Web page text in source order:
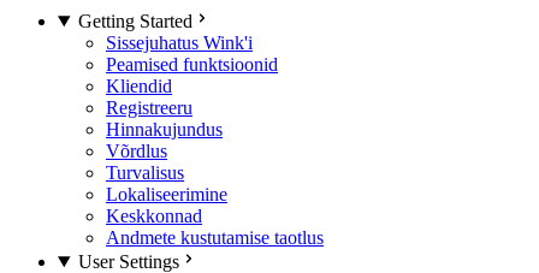
Getting Started
Sissejuhatus Wink'i
Peamised funktsioonid
Kliendid
Registreeru
Hinnakujundus
Võrdlus
Turvalisus
Lokaliseerimine
Keskkonnad
Andmete kustutamise taotlus
User Settings